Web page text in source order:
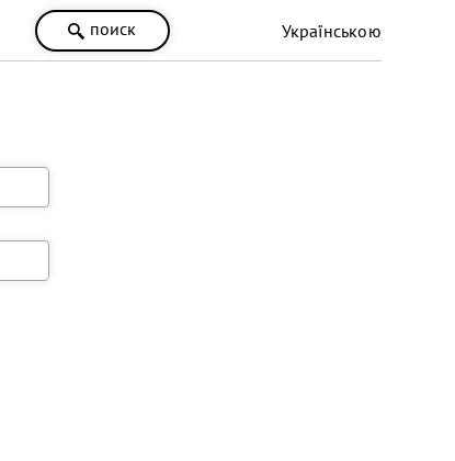
поиск Українською